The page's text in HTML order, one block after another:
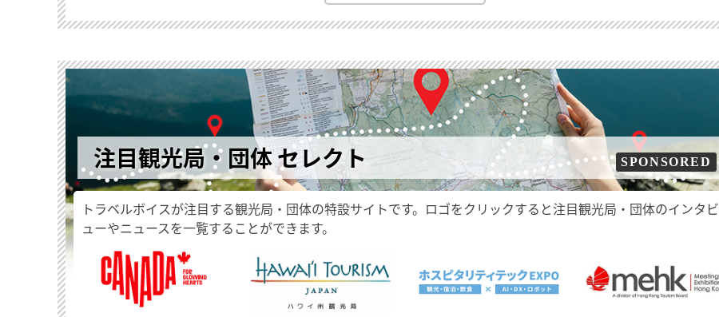
注目観光局・団体 セレクト SPONSORED
トラベルボイスが注目する観光局・団体の特設サイトです。ロゴをクリックすると注目観光局・団体のインタビ
ューやニュースを一覧することができます。